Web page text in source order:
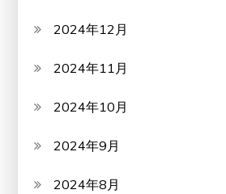
2024年12月
2024年11月
2024年10月
2024年9月
2024年8月